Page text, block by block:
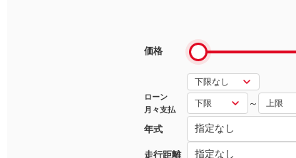
価格
ローン
月々支払
～
年式
走行距離